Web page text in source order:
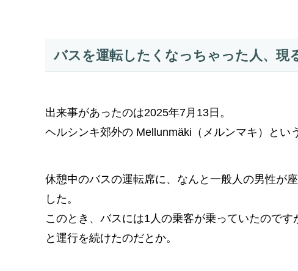
バスを運転したくなっちゃった人、現
出来事があったのは2025年7月13日。
ヘルシンキ郊外の Mellunmäki（メルンマキ）とい
休憩中のバスの運転席に、なんと一般人の男性が
した。
このとき、バスには1人の乗客が乗っていたので
と運行を続けたのだとか。